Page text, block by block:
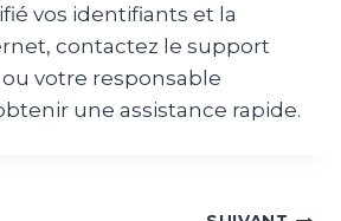
vos identifiants et la
contactez le support
votre responsable
une assistance rapide.